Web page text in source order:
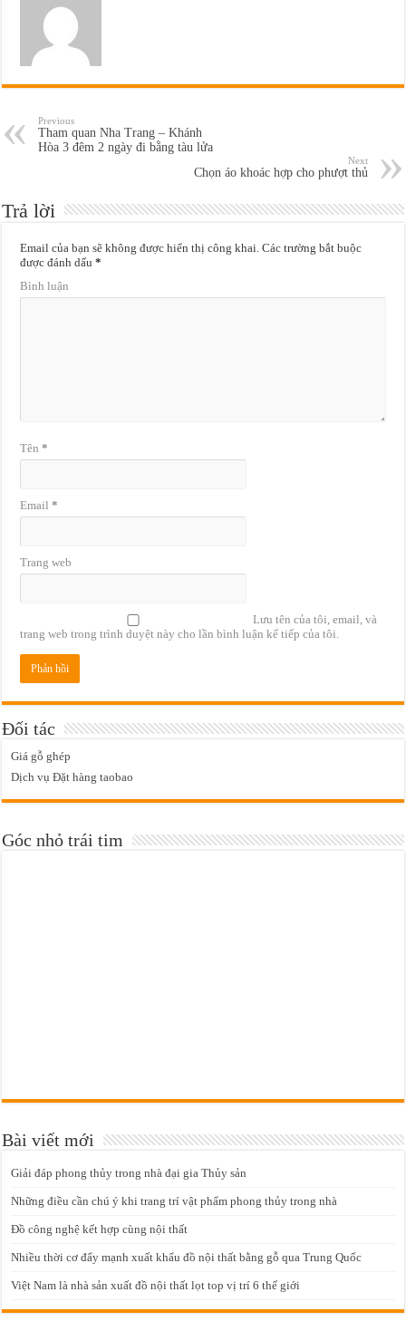
Previous
Tham quan Nha Trang – Khánh
Hòa 3 đêm 2 ngày đi bằng tàu lửa
Next
Chọn áo khoác hợp cho phượt thủ
Trả lời
Email của bạn sẽ không được hiển thị công khai. Các trường bắt buộc
được đánh dấu*
Bình luận
Tên*
Email*
Trang web
Lưu tên của tôi, email, và
trang web trong trình duyệt này cho lần bình luận kế tiếp của tôi.
Đối tác
Giá gỗ ghép
Dịch vụ Đặt hàng taobao
Góc nhỏ trái tim
Bài viết mới
Giải đáp phong thủy trong nhà đại gia Thủy sản
Những điều cần chú ý khi trang trí vật phẩm phong thủy trong nhà
Đồ công nghệ kết hợp cùng nội thất
Nhiều thời cơ đẩy mạnh xuất khẩu đồ nội thất bằng gỗ qua Trung Quốc
Việt Nam là nhà sản xuất đồ nội thất lọt top vị trí 6 thế giới